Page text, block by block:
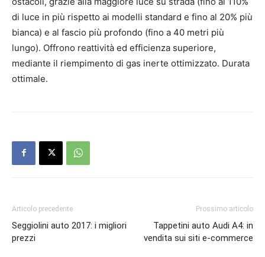
di luce in più rispetto ai modelli standard e fino al 20% più
bianca) e al fascio più profondo (fino a 40 metri più
lungo). Offrono reattività ed efficienza superiore,
mediante il riempimento di gas inerte ottimizzato. Durata
ottimale.
Articolo precedente
Seggiolini auto 2017: i migliori
prezzi
Prossimo articolo
Tappetini auto Audi A4: in
vendita sui siti e-commerce